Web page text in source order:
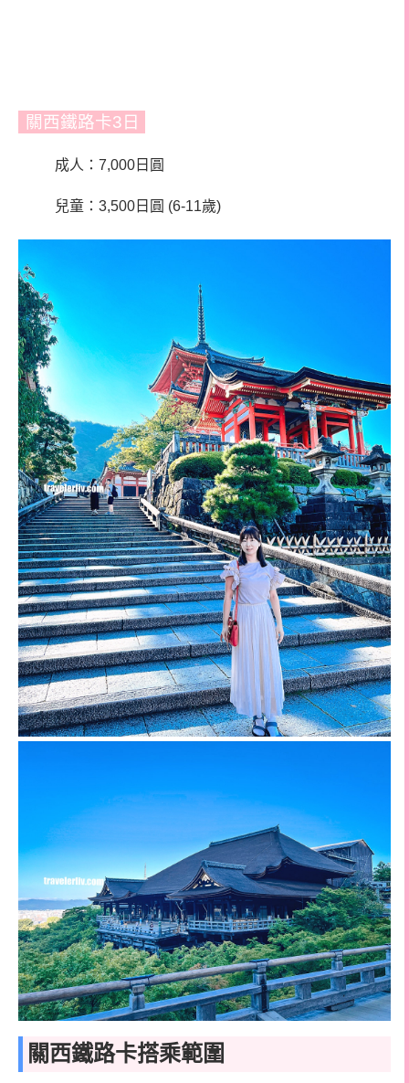
關西鐵路卡3日
成人：7,000日圓
兒童：3,500日圓 (6-11歲)
關西鐵路卡搭乘範圍